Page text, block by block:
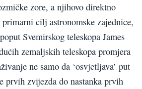
zore, a njihovo direktno
primarni cilj astronomske zajednice,
Svemirskog teleskopa James
zemaljskih teleskopa promjera
ne samo da ‘osvjetljava’ put
prvih zvijezda do nastanka prvih